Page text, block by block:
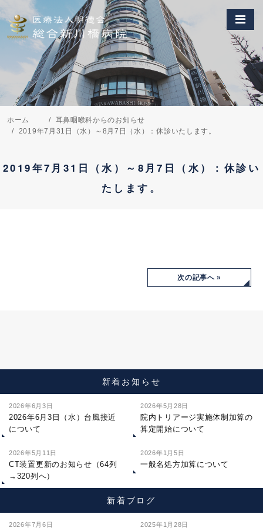
ホーム
耳鼻咽喉科からのお知らせ
2019年7月31日（水）～8月7日（水）：休診いたします。
2019年7月31日（水）～8月7日（水）：休診い
たします。
次の記事へ »
新着お知らせ
2026年6月3日
2026年6月3日（水）台風接近
について
2026年5月28日
院内トリアージ実施体制加算の
算定開始について
2026年5月11日
CT装置更新のお知らせ（64列
→320列へ）
2026年1月5日
一般名処方加算について
新着ブログ
2026年7月6日 2025年1月28日